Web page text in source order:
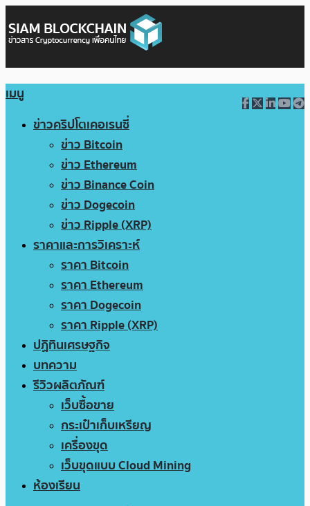
เมนู
ข่าวคริปโตเคอเรนซี่
ข่าว Bitcoin
ข่าว Ethereum
ข่าว Binance Coin
ข่าว Dogecoin
ข่าว Ripple (XRP)
ราคาและการวิเคราะห์
ราคา Bitcoin
ราคา Ethereum
ราคา Dogecoin
ราคา Ripple (XRP)
ปฏิทินเศรษฐกิจ
บทความ
รีวิวผลิตภัณฑ์
เว็บซื้อขาย
กระเป๋าเก็บเหรียญ
เครื่องขุด
เว็บขุดแบบ Cloud Mining
ห้องเรียน